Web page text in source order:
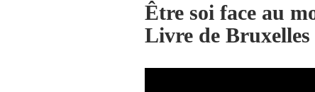
Être soi face au
Livre de Bruxelles